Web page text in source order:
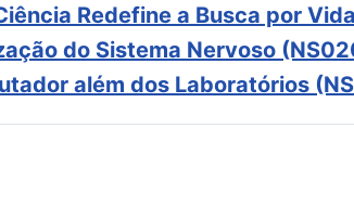
Redefine a Busca por
do Sistema Nervoso
além dos Laboratórios